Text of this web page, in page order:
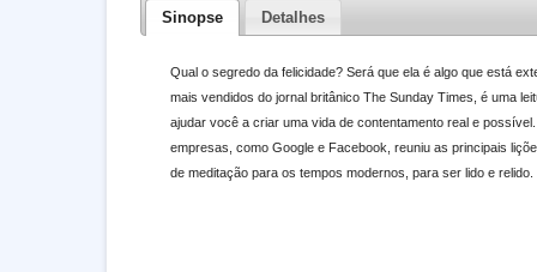
Sinopse Detalhes
Qual o segredo da felicidade? Será que ela é algo que está
mais vendidos do jornal britânico The Sunday Times, é uma
ajudar você a criar uma vida de contentamento real e
empresas, como Google e Facebook, reuniu as principais
de meditação para os tempos modernos, para ser lido e relido.